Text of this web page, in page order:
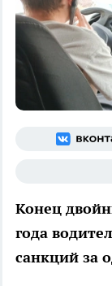
Конец
года
санкций за